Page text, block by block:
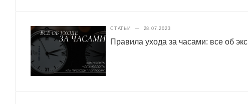
СТАТЬИ — 28.07.2023
Правила ухода за часами: все об